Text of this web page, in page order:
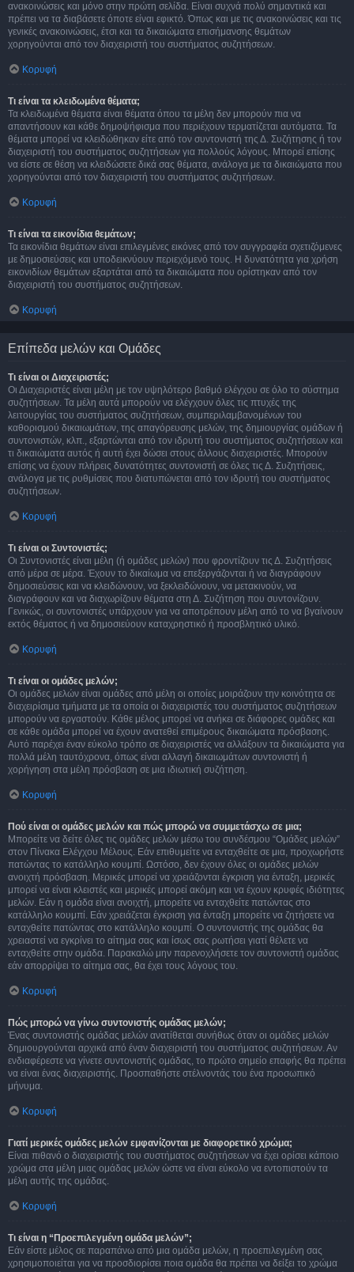
ανακοινώσεις και μόνο στην πρώτη σελίδα. Είναι συχνά πολύ σημαντικά και
πρέπει να τα διαβάσετε όποτε είναι εφικτό. Όπως και με τις ανακοινώσεις και τις
γενικές ανακοινώσεις, έτσι και τα δικαιώματα επισήμανσης θεμάτων
χορηγούνται από τον διαχειριστή του συστήματος συζητήσεων.
Κορυφή
Τι είναι τα κλειδωμένα θέματα;
Τα κλειδωμένα θέματα είναι θέματα όπου τα μέλη δεν μπορούν πια να
απαντήσουν και κάθε δημοψήφισμα που περιέχουν τερματίζεται αυτόματα. Τα
θέματα μπορεί να κλειδώθηκαν είτε από τον συντονιστή της Δ. Συζήτησης ή τον
διαχειριστή του συστήματος συζητήσεων για πολλούς λόγους. Μπορεί επίσης
να είστε σε θέση να κλειδώσετε δικά σας θέματα, ανάλογα με τα δικαιώματα που
χορηγούνται από τον διαχειριστή του συστήματος συζητήσεων.
Κορυφή
Τι είναι τα εικονίδια θεμάτων;
Τα εικονίδια θεμάτων είναι επιλεγμένες εικόνες από τον συγγραφέα σχετιζόμενες
με δημοσιεύσεις και υποδεικνύουν περιεχόμενό τους. Η δυνατότητα για χρήση
εικονιδίων θεμάτων εξαρτάται από τα δικαιώματα που ορίστηκαν από τον
διαχειριστή του συστήματος συζητήσεων.
Κορυφή
Επίπεδα μελών και Ομάδες
Τι είναι οι Διαχειριστές;
Οι Διαχειριστές είναι μέλη με τον υψηλότερο βαθμό ελέγχου σε όλο το σύστημα
συζητήσεων. Τα μέλη αυτά μπορούν να ελέγχουν όλες τις πτυχές της
λειτουργίας του συστήματος συζητήσεων, συμπεριλαμβανομένων του
καθορισμού δικαιωμάτων, της απαγόρευσης μελών, της δημιουργίας ομάδων ή
συντονιστών, κλπ., εξαρτώνται από τον ιδρυτή του συστήματος συζητήσεων και
τι δικαιώματα αυτός ή αυτή έχει δώσει στους άλλους διαχειριστές. Μπορούν
επίσης να έχουν πλήρεις δυνατότητες συντονιστή σε όλες τις Δ. Συζητήσεις,
ανάλογα με τις ρυθμίσεις που διατυπώνεται από τον ιδρυτή του συστήματος
συζητήσεων.
Κορυφή
Τι είναι οι Συντονιστές;
Οι Συντονιστές είναι μέλη (ή ομάδες μελών) που φροντίζουν τις Δ. Συζητήσεις
από μέρα σε μέρα. Έχουν το δικαίωμα να επεξεργάζονται ή να διαγράφουν
δημοσιεύσεις και να κλειδώνουν, να ξεκλειδώνουν, να μετακινούν, να
διαγράφουν και να διαχωρίζουν θέματα στη Δ. Συζήτηση που συντονίζουν.
Γενικώς, οι συντονιστές υπάρχουν για να αποτρέπουν μέλη από το να βγαίνουν
εκτός θέματος ή να δημοσιεύουν καταχρηστικό ή προσβλητικό υλικό.
Κορυφή
Τι είναι οι ομάδες μελών;
Οι ομάδες μελών είναι ομάδες από μέλη οι οποίες μοιράζουν την κοινότητα σε
διαχειρίσιμα τμήματα με τα οποία οι διαχειριστές του συστήματος συζητήσεων
μπορούν να εργαστούν. Κάθε μέλος μπορεί να ανήκει σε διάφορες ομάδες και
σε κάθε ομάδα μπορεί να έχουν ανατεθεί επιμέρους δικαιώματα πρόσβασης.
Αυτό παρέχει έναν εύκολο τρόπο σε διαχειριστές να αλλάξουν τα δικαιώματα για
πολλά μέλη ταυτόχρονα, όπως είναι αλλαγή δικαιωμάτων συντονιστή ή
χορήγηση στα μέλη πρόσβαση σε μια ιδιωτική συζήτηση.
Κορυφή
Πού είναι οι ομάδες μελών και πώς μπορώ να συμμετάσχω σε μια;
Μπορείτε να δείτε όλες τις ομάδες μελών μέσω του συνδέσμου “Ομάδες μελών”
στον Πίνακα Ελέγχου Μέλους. Εάν επιθυμείτε να ενταχθείτε σε μια, προχωρήστε
πατώντας το κατάλληλο κουμπί. Ωστόσο, δεν έχουν όλες οι ομάδες μελών
ανοιχτή πρόσβαση. Μερικές μπορεί να χρειάζονται έγκριση για ένταξη, μερικές
μπορεί να είναι κλειστές και μερικές μπορεί ακόμη και να έχουν κρυφές ιδιότητες
μελών. Εάν η ομάδα είναι ανοιχτή, μπορείτε να ενταχθείτε πατώντας στο
κατάλληλο κουμπί. Εάν χρειάζεται έγκριση για ένταξη μπορείτε να ζητήσετε να
ενταχθείτε πατώντας στο κατάλληλο κουμπί. Ο συντονιστής της ομάδας θα
χρειαστεί να εγκρίνει το αίτημα σας και ίσως σας ρωτήσει γιατί θέλετε να
ενταχθείτε στην ομάδα. Παρακαλώ μην παρενοχλήσετε τον συντονιστή ομάδας
εάν απορρίψει το αίτημα σας, θα έχει τους λόγους του.
Κορυφή
Πώς μπορώ να γίνω συντονιστής ομάδας μελών;
Ένας συντονιστής ομάδας μελών ανατίθεται συνήθως όταν οι ομάδες μελών
δημιουργούνται αρχικά από έναν διαχειριστή του συστήματος συζητήσεων. Αν
ενδιαφέρεστε να γίνετε συντονιστής ομάδας, το πρώτο σημείο επαφής θα πρέπει
να είναι ένας διαχειριστής. Προσπαθήστε στέλνοντάς του ένα προσωπικό
μήνυμα.
Κορυφή
Γιατί μερικές ομάδες μελών εμφανίζονται με διαφορετικό χρώμα;
Είναι πιθανό ο διαχειριστής του συστήματος συζητήσεων να έχει ορίσει κάποιο
χρώμα στα μέλη μιας ομάδας μελών ώστε να είναι εύκολο να εντοπιστούν τα
μέλη αυτής της ομάδας.
Κορυφή
Τι είναι η “Προεπιλεγμένη ομάδα μελών”;
Εάν είστε μέλος σε παραπάνω από μια ομάδα μελών, η προεπιλεγμένη σας
χρησιμοποιείται για να προσδιορίσει ποια ομάδα θα πρέπει να δείξει το χρώμα